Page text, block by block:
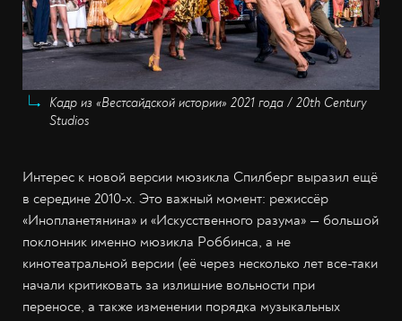
Кадр из «Вестсайдской истории» 2021 года / 20th Century
Studios
Интерес к новой версии мюзикла Спилберг выразил ещё
в середине 2010-х. Это важный момент: режиссёр
«Инопланетянина» и «Искусственного разума» — большой
поклонник именно мюзикла Роббинса, а не
кинотеатральной версии (её через несколько лет все-таки
начали критиковать за излишние вольности при
переносе, а также изменении порядка музыкальных